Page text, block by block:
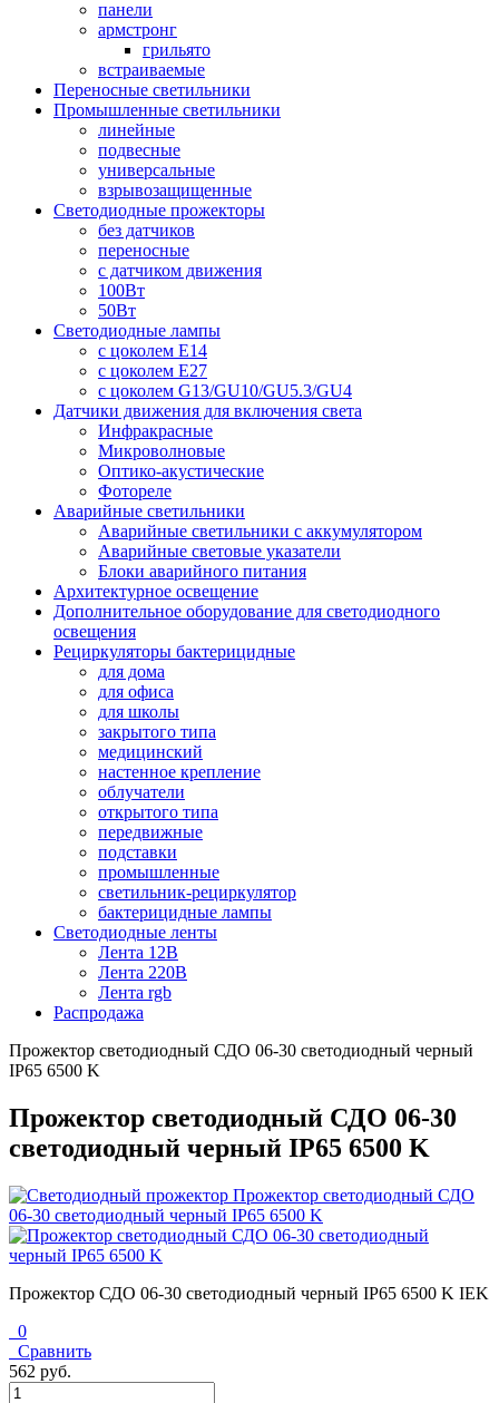
панели
армстронг
грильято
встраиваемые
Переносные светильники
Промышленные светильники
линейные
подвесные
универсальные
взрывозащищенные
Светодиодные прожекторы
без датчиков
переносные
с датчиком движения
100Вт
50Вт
Светодиодные лампы
с цоколем E14
с цоколем E27
с цоколем G13/GU10/GU5.3/GU4
Датчики движения для включения света
Инфракрасные
Микроволновые
Оптико-акустические
Фотореле
Аварийные светильники
Аварийные светильники с аккумулятором
Аварийные световые указатели
Блоки аварийного питания
Архитектурное освещение
Дополнительное оборудование для светодиодного
освещения
Рециркуляторы бактерицидные
для дома
для офиса
для школы
закрытого типа
медицинский
настенное крепление
облучатели
открытого типа
передвижные
подставки
промышленные
светильник-рециркулятор
бактерицидные лампы
Светодиодные ленты
Лента 12В
Лента 220В
Лента rgb
Распродажа
Прожектор светодиодный СДО 06-30 светодиодный черный
IP65 6500 K
Прожектор светодиодный СДО 06-30
светодиодный черный IP65 6500 K
Прожектор СДО 06-30 светодиодный черный IP65 6500 K IEK
0
Сравнить
562 руб.